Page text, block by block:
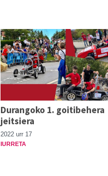
Durangoko 1. goitibehera
jeitsiera
2022 urr 17
IURRETA